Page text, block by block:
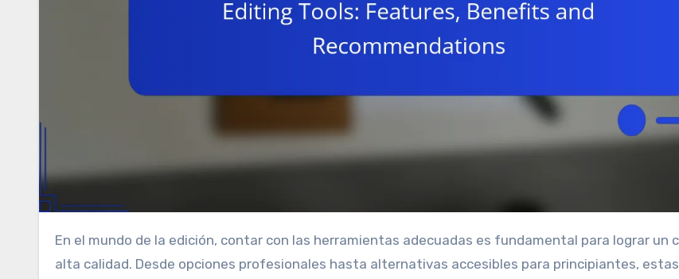
En el mundo de la edición, contar con las herramientas adecuadas es fundamental para lograr un contenido de
alta calidad. Desde opciones profesionales hasta alternativas accesibles para principiantes, estas